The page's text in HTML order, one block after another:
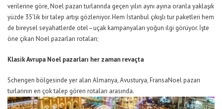
verilerine göre,Noel pazarı turlarında geçen yılın aynı ayına oranla yaklaşık
yüzde 35’likbir talep artışı gözleniyor. Hem İstanbul çıkışlı tur paketleri hem
de bireysel seyahatlerde otel–uçak kampanyaları yoğun ilgi görüyor. İşte
öne çıkan Noel pazarları rotaları;
KlasikAvrupa Noel pazarları her zaman revaçta
Schengen bölgesinde yer alan Almanya, Avusturya, FransaNoel pazarı
turlarının en çok talep gören rotaları arasında.